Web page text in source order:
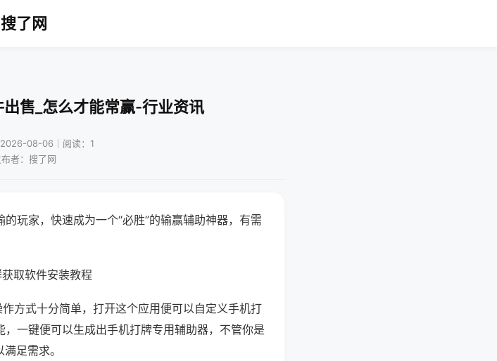
搜了网
售_怎么才能常赢-行业资讯
08-06｜阅读：1
布者：搜了网
玩家，快速成为一个“必胜”的输赢辅助神器，有需
取软件安装教程
方式十分简单，打开这个应用便可以自定义手机打
一键便可以生成出手机打牌专用辅助器，不管你是
足需求。